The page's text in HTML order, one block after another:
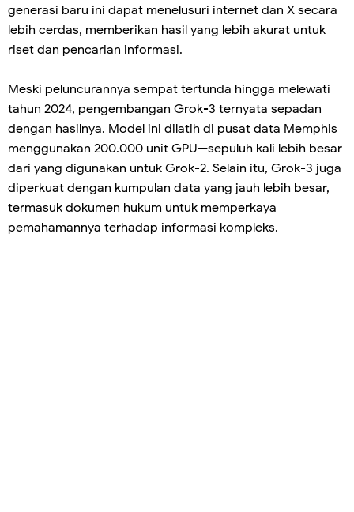
generasi baru ini dapat menelusuri internet dan X secara
lebih cerdas, memberikan hasil yang lebih akurat untuk
riset dan pencarian informasi.
Meski peluncurannya sempat tertunda hingga melewati
tahun 2024, pengembangan Grok-3 ternyata sepadan
dengan hasilnya. Model ini dilatih di pusat data Memphis
menggunakan 200.000 unit GPU—sepuluh kali lebih besar
dari yang digunakan untuk Grok-2. Selain itu, Grok-3 juga
diperkuat dengan kumpulan data yang jauh lebih besar,
termasuk dokumen hukum untuk memperkaya
pemahamannya terhadap informasi kompleks.